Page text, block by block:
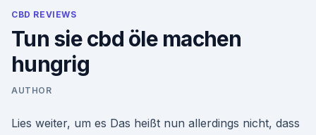
CBD REVIEWS
Tun sie cbd öle machen
hungrig
AUTHOR
Lies weiter, um es Das heißt nun allerdings nicht, dass